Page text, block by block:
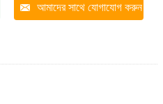
আমাদের সাথে যোগাযোগ করুন